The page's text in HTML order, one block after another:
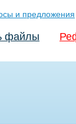
и предложения
файлы